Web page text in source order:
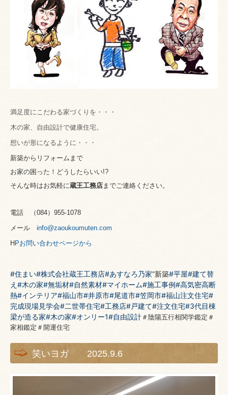
満足度にこだわる家づくりを・・・
木の家、自由設計で健康住宅。
想いが形になるように・・・
新築からリフォームまで
お家の困った！どうしたらいい!?
そんな時はお気軽に蔵王工務店 までご連絡ください。
電話 （084） 955-1078
メール info@zaoukoumuten.com
H Pお問い合わせページから
#住まい#株式会社蔵王工務店#あすなろ乃家”新築#平屋#建て替
え #木の家#無垢材#自然素材#マイホーム#施工事例#高気密高断
熱#インテリア#福山市#井原市#尾道市#笠岡市#福山注文住宅#
完成現場見学会#二世帯住宅#工務店#戸建て#注文住宅#3代目棟
梁が造る家#木の家#オンリー1#自由設計 ＃陰陽五行相関学鑑定＃
家相鑑定＃開運住宅
笑いヨガ 2025.9.6